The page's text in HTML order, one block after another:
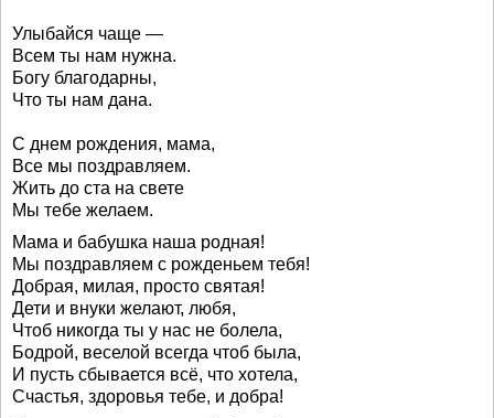
Улыбайся чаще —
Всем ты нам нужна.
Богу благодарны,
Что ты нам дана.
С днем рождения, мама,
Все мы поздравляем.
Жить до ста на свете
Мы тебе желаем.
Мама и бабушка наша родная!
Мы поздравляем с рожденьем тебя!
Добрая, милая, просто святая!
Дети и внуки желают, любя,
Чтоб никогда ты у нас не болела,
Бодрой, веселой всегда чтоб была,
И пусть сбывается всё, что хотела,
Счастья, здоровья тебе, и добра!